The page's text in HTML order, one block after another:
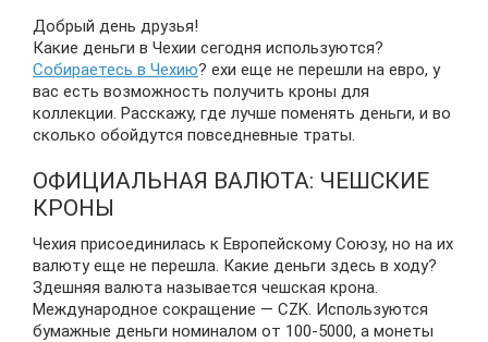
Добрый день друзья!
Какие деньги в Чехии сегодня используются?
Собираетесь в Чехию? ехи еще не перешли на евро, у
вас есть возможность получить кроны для
коллекции. Расскажу, где лучше поменять деньги, и во
сколько обойдутся повседневные траты.
ОФИЦИАЛЬНАЯ ВАЛЮТА: ЧЕШСКИЕ
КРОНЫ
Чехия присоединилась к Европейскому Союзу, но на их
валюту еще не перешла. Какие деньги здесь в ходу?
Здешняя валюта называется чешская крона.
Международное сокращение — CZK. Используются
бумажные деньги номиналом от 100-5000, а монеты